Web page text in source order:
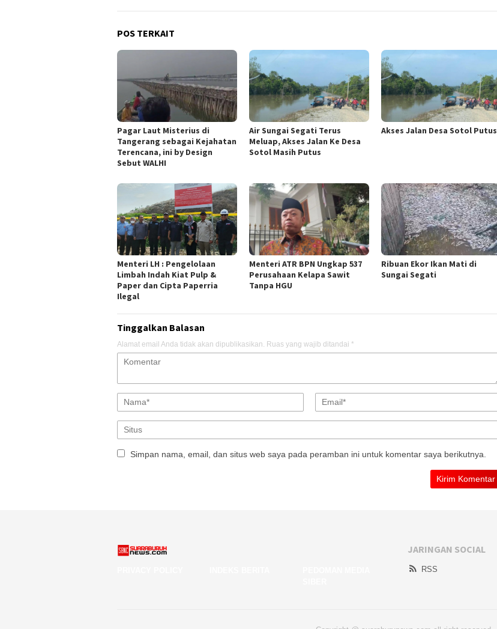
POS TERKAIT
Pagar Laut Misterius di
Tangerang sebagai Kejahatan
Terencana, ini by Design
Sebut WALHI
Air Sungai Segati Terus
Meluap, Akses Jalan Ke Desa
Sotol Masih Putus
Akses Jalan Desa Sotol Putus
Menteri LH : Pengelolaan
Limbah Indah Kiat Pulp &
Paper dan Cipta Paperria
Ilegal
Menteri ATR BPN Ungkap 537
Perusahaan Kelapa Sawit
Tanpa HGU
Ribuan Ekor Ikan Mati di
Sungai Segati
Tinggalkan Balasan
Alamat email Anda tidak akan dipublikasikan. Ruas yang wajib ditandai *
Simpan nama, email, dan situs web saya pada peramban ini untuk komentar saya berikutnya.
JARINGAN SOCIAL
RSS